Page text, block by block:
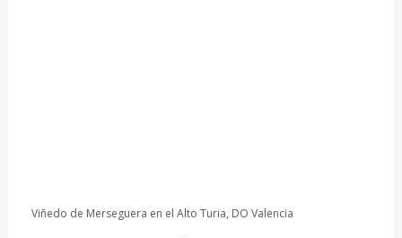
Viñedo de Merseguera en el Alto Turia, DO Valencia